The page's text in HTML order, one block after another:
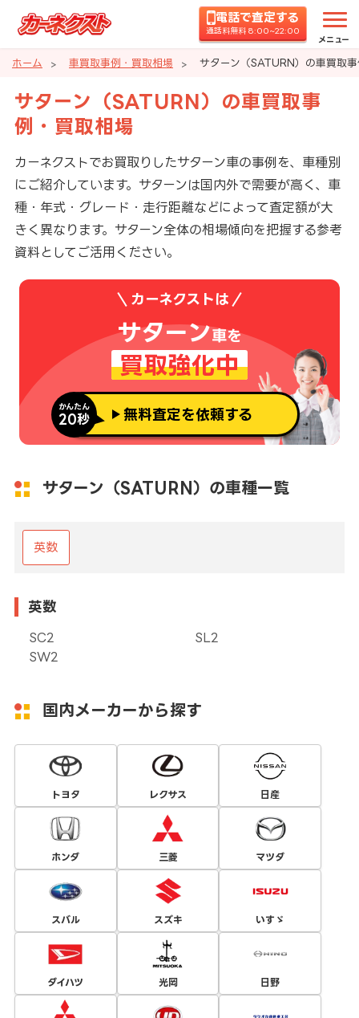
電話で査定する
通話料無料 8:00~22:00
メニュー
ホーム 車買取事例・買取相場 サターン（SATURN）の車買取
サターン（SATURN）の車買取事
例・買取相場
カーネクストでお買取りしたサターン車の事例を、車種別
にご紹介しています。サターンは国内外で需要が高く、車
種・年式・グレード・走行距離などによって査定額が大
きく異なります。サターン全体の相場傾向を把握する参考
資料としてご活用ください。
カーネクストは
サターン車を
買取強化中
かんたん
20秒 無料査定を依頼する
サターン（SATURN）の車種一覧
英数
英数
SC2
SL2
SW2
国内メーカーから探す
トヨタ レクサス 日産
ホンダ 三菱 マツダ
スバル スズキ いすゞ
ダイハツ 光岡 日野